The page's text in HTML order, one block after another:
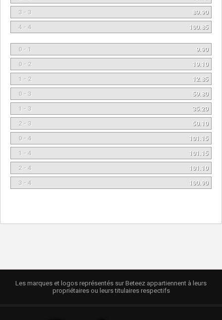
3 - 3
89.90
4 - 4
100.85
0 - 1
9.90
0 - 2
19.10
1 - 2
12.85
0 - 3
59.80
1 - 3
35.20
2 - 3
50.10
0 - 4
101.15
1 - 4
101.15
2 - 4
101.10
3 - 4
100.90
Les marques et logos représentés sur Beteez appartiennent à leurs
propriétaires ou leurs titulaires respectifs